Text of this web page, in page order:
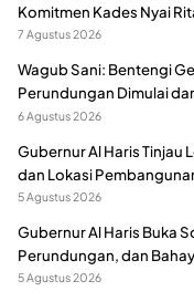
Komitmen Kades Nyai
7 Agustus 2026
Wagub Sani: Bentengi
Perundungan Dimulai
6 Agustus 2026
Gubernur Al Haris Tinjau
dan Lokasi
5 Agustus 2026
Gubernur Al Haris Buka
Perundungan, dan
5 Agustus 2026